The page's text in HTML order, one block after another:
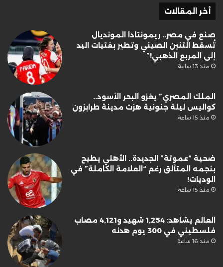
أخر المقالات
صنع في مصر.. ريمونتادا المونديال
تُسقط التنين الصيني وتطير بفتيات اليد
إلى المربع الذهبي!”
منذ 13 ساعة
الملك المصري” يغزو البحر الأسود..
كواليس ليلة جنونية هزت مدينة طرابزون
منذ 15 ساعة
ضحية “عموتة” الجديدة.. الأهلي يطيح
بنجمه المتألق رغم “العلامة الكاملة” في
الوديات!
منذ 15 ساعة
العالم يشاهد: 1,254 شهيد و4,121 مصاب
فلسطيني في 300 يوم هدنه
منذ 16 ساعة